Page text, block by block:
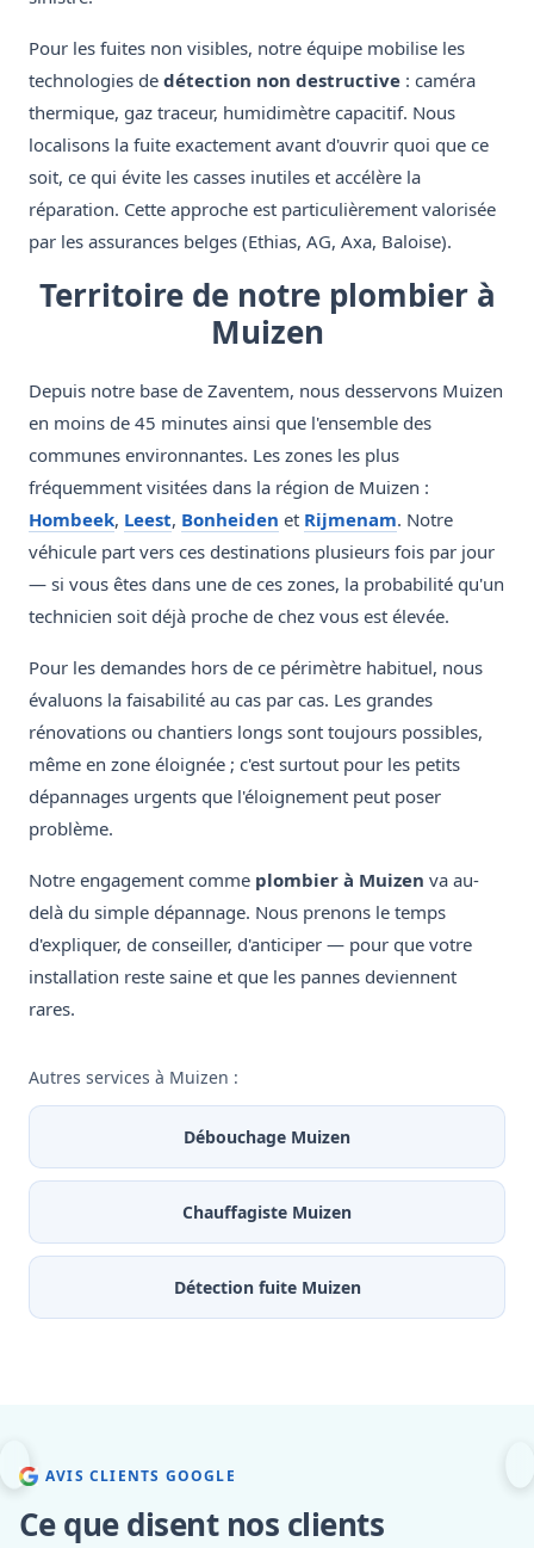
Pour les fuites non visibles, notre équipe mobilise les
technologies de détection non destructive : caméra
thermique, gaz traceur, humidimètre capacitif. Nous
localisons la fuite exactement avant d'ouvrir quoi que ce
soit, ce qui évite les casses inutiles et accélère la
réparation. Cette approche est particulièrement valorisée
par les assurances belges (Ethias, AG, Axa, Baloise).
Territoire de notre plombier à
Muizen
Depuis notre base de Zaventem, nous desservons Muizen
en moins de 45 minutes ainsi que l'ensemble des
communes environnantes. Les zones les plus
fréquemment visitées dans la région de Muizen :
Hombeek, Leest, Bonheiden et Rijmenam. Notre
véhicule part vers ces destinations plusieurs fois par jour
— si vous êtes dans une de ces zones, la probabilité qu'un
technicien soit déjà proche de chez vous est élevée.
Pour les demandes hors de ce périmètre habituel, nous
évaluons la faisabilité au cas par cas. Les grandes
rénovations ou chantiers longs sont toujours possibles,
même en zone éloignée ; c'est surtout pour les petits
dépannages urgents que l'éloignement peut poser
problème.
Notre engagement comme plombier à Muizen va au-
delà du simple dépannage. Nous prenons le temps
d'expliquer, de conseiller, d'anticiper — pour que votre
installation reste saine et que les pannes deviennent
rares.
Autres services à Muizen :
Débouchage Muizen
Chauffagiste Muizen
Détection fuite Muizen
AVIS CLIENTS GOOGLE
Ce que disent nos clients